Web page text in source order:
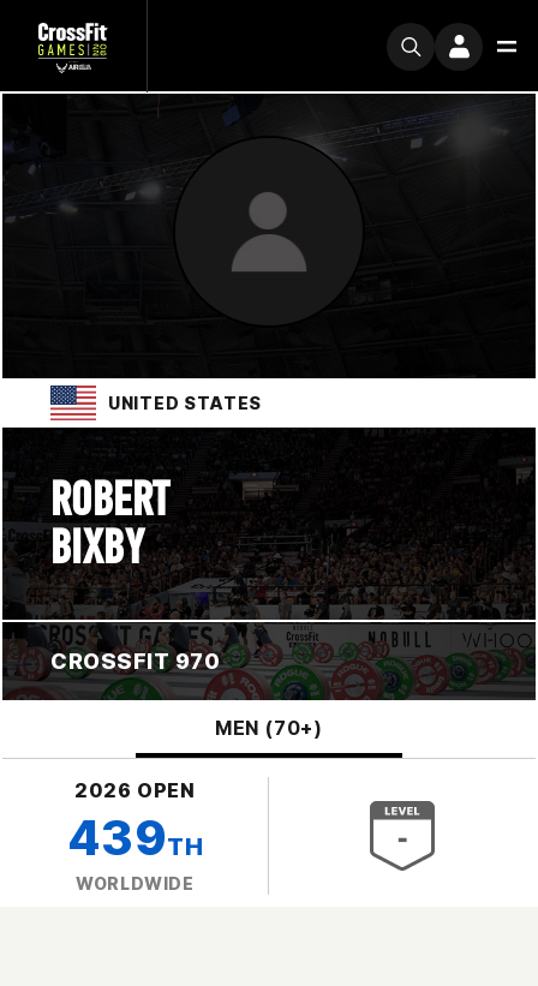
UNITED STATES
ROBERT
BIXBY
CROSSFIT 970
MEN (70+)
2026 OPEN
439TH
WORLDWIDE